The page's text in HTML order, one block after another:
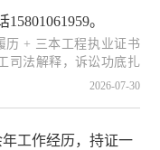
术 + 法律条文双向支
等建工纠纷诉讼 一审至
。
历 + 三本工程执业证书
司法解释，诉讼功底扎
诉案件再审抗诉全程代
2026-07-30
工作经历，持证一